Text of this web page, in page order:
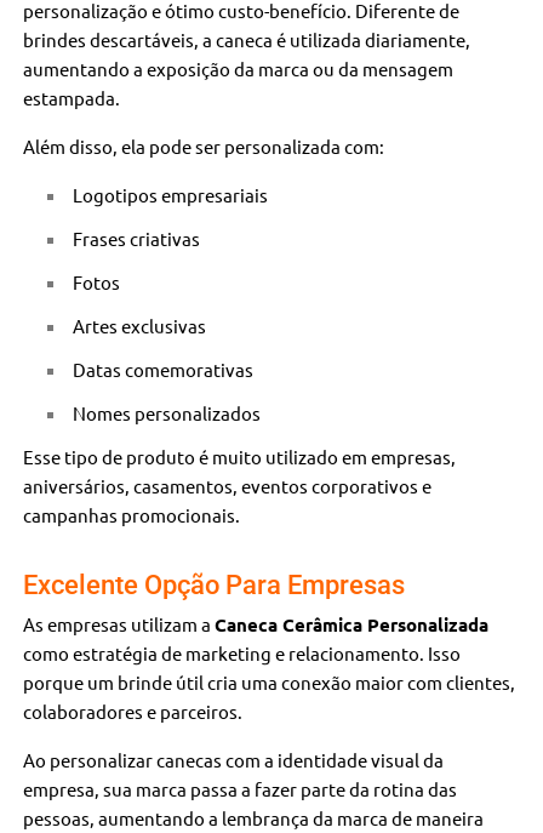
personalização e ótimo custo-benefício. Diferente de
brindes descartáveis, a caneca é utilizada diariamente,
aumentando a exposição da marca ou da mensagem
estampada.
Além disso, ela pode ser personalizada com:
Logotipos empresariais
Frases criativas
Fotos
Artes exclusivas
Datas comemorativas
Nomes personalizados
Esse tipo de produto é muito utilizado em empresas,
aniversários, casamentos, eventos corporativos e
campanhas promocionais.
Excelente Opção Para Empresas
As empresas utilizam aCaneca Cerâmica Personalizada
como estratégia de marketing e relacionamento. Isso
porque um brinde útil cria uma conexão maior com clientes,
colaboradores e parceiros.
Ao personalizar canecas com a identidade visual da
empresa, sua marca passa a fazer parte da rotina das
pessoas, aumentando a lembrança da marca de maneira